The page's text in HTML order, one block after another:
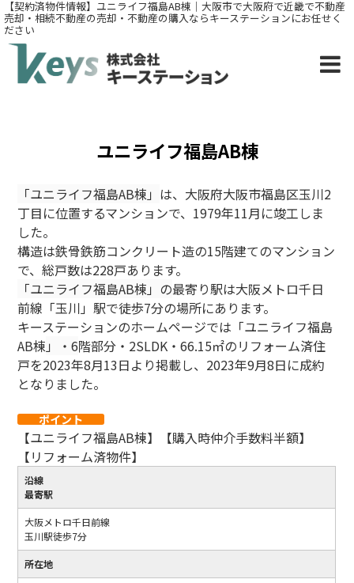
【契約済物件情報】ユニライフ福島AB棟｜大阪市で大阪府で近畿で不動産
売却・相続不動産の売却・不動産の購入ならキーステーションにお任せく
ださい
ユニライフ福島AB棟
「ユニライフ福島AB棟」 は、大阪府大阪市福島区玉川2
丁目に位置するマンションで、1979年11月に竣工しま
した。
構造は鉄骨鉄筋コンクリート造の15階建てのマンション
で、総戸数は228戸あります。
「ユニライフ福島AB棟」 の最寄り駅は大阪メトロ千日
前線「玉川」駅で徒歩7分の場所にあります。
キーステーションのホームページでは「ユニライフ福島
AB棟」 ・6階部分・2SLDK・66.15㎡のリフォーム済住
戸を2023年8月13日より掲載し、2023年9月8日に成約
となりました。
ポイント
【ユニライフ福島AB棟】【購入時仲介手数料半額】
【リフォーム済物件】
沿線
最寄駅
大阪メトロ千日前線
玉川駅徒歩7分
所在地